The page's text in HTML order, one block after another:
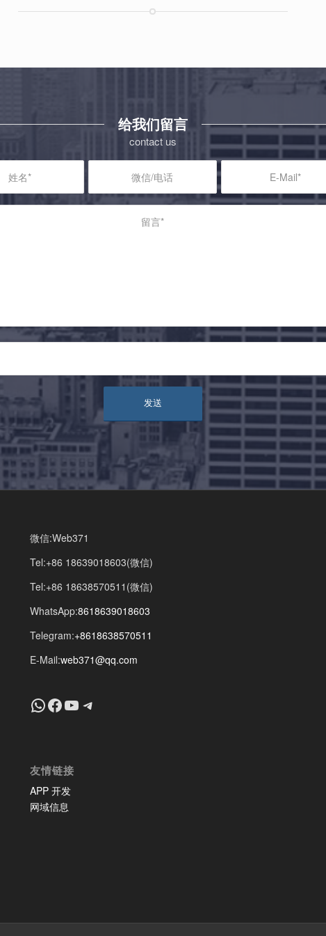
给我们留言
contact us
微信:Web371
Tel:+86 18639018603(微信)
Tel:+86 18638570511(微信)
WhatsApp:8618639018603
Telegram:+8618638570511
E-Mail:web371@qq.com
+8618639018603
Facebook
YouTube
Telegram
友情链接
APP 开发
网域信息